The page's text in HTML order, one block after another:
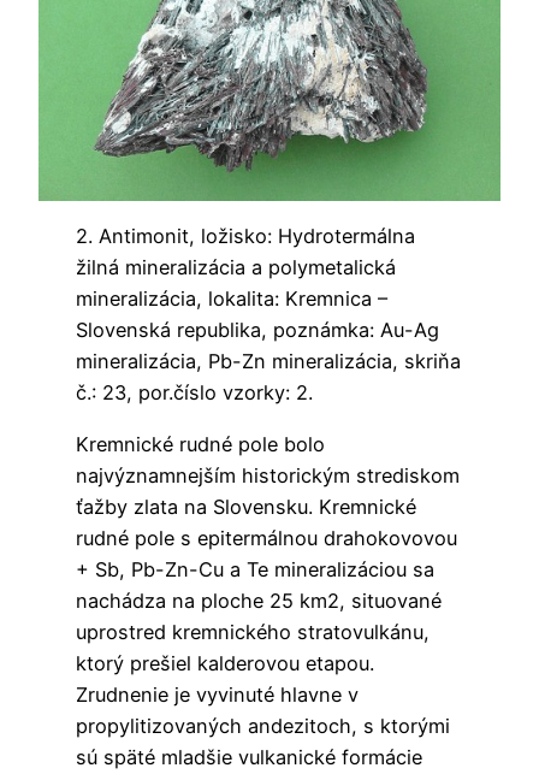
2. Antimonit, ložisko: Hydrotermálna
žilná mineralizácia a polymetalická
mineralizácia, lokalita: Kremnica –
Slovenská republika, poznámka: Au-Ag
mineralizácia, Pb-Zn mineralizácia, skriňa
č.: 23, por.číslo vzorky: 2.
Kremnické rudné pole bolo
najvýznamnejším historickým strediskom
ťažby zlata na Slovensku. Kremnické
rudné pole s epitermálnou drahokovovou
+ Sb, Pb-Zn-Cu a Te mineralizáciou sa
nachádza na ploche 25 km2, situované
uprostred kremnického stratovulkánu,
ktorý prešiel kalderovou etapou.
Zrudnenie je vyvinuté hlavne v
propylitizovaných andezitoch, s ktorými
sú späté mladšie vulkanické formácie